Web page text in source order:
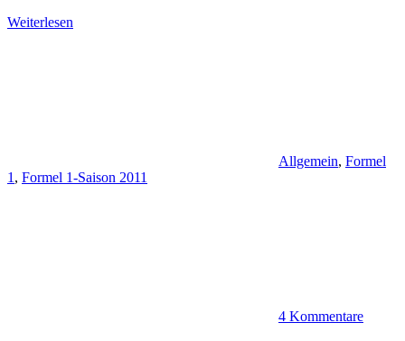
Weiterlesen
Allgemein, Formel
1 , Formel 1-Saison 2011
4 Kommentare